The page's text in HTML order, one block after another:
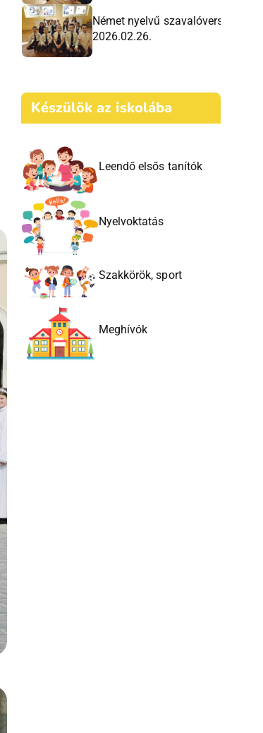
Német nyelvű szavalóverseny
2026.02.26.
Készülök az iskolába
Leendő elsős tanítók
Nyelvoktatás
Szakkörök, sport
Meghívók